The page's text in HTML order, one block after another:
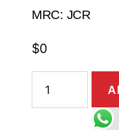
MRC: JCR
$0